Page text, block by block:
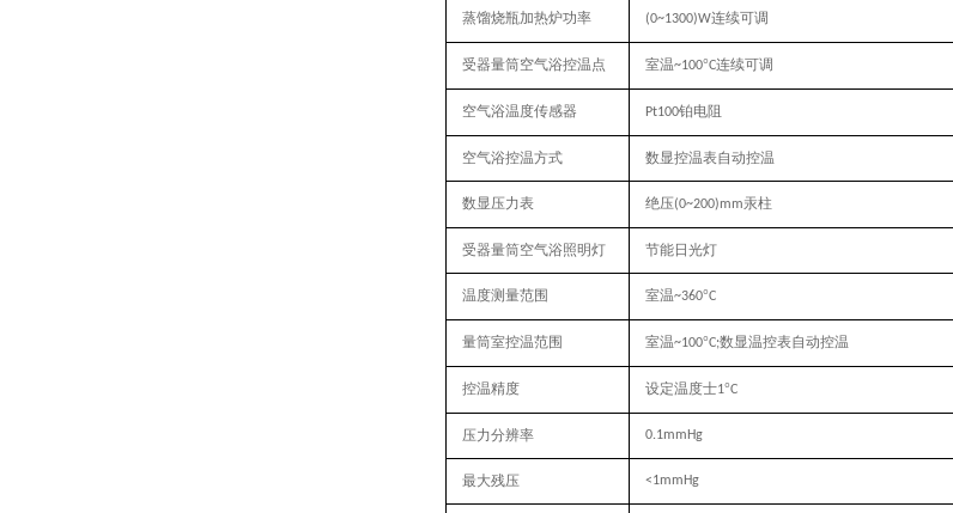
蒸馏烧瓶加热炉功率 (0~1300)W连续可调
受器量筒空气浴控温点 室温~100°C连续可调
空气浴温度传感器 Pt100铂电阻
空气浴控温方式 数显控温表自动控温
数显压力表 绝压(0~200)mm汞柱
受器量筒空气浴照明灯 节能日光灯
温度测量范围 室温~360°C
量筒室控温范围 室温~100°C;数显温控表自动控温
控温精度 设定温度士1°C
压力分辨率 0.1mm Hg
最大残压 <1mmHg